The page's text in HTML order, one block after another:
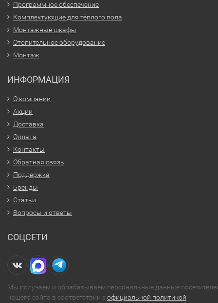
Программное обеспечение
Комплектующие для тёплого пола
Монтажные шкафы
Отопительное оборудование
Монтаж
ИНФОРМАЦИЯ
О компании
Акции
Доставка
Оплата
Контакты
Обратная связь
Поддержка
Бренды
Статьи
Вопросы и ответы
СОЦСЕТИ
Мы получаем и обрабатываем персональные данные
нашего сайта в соответствии софициальной политикой